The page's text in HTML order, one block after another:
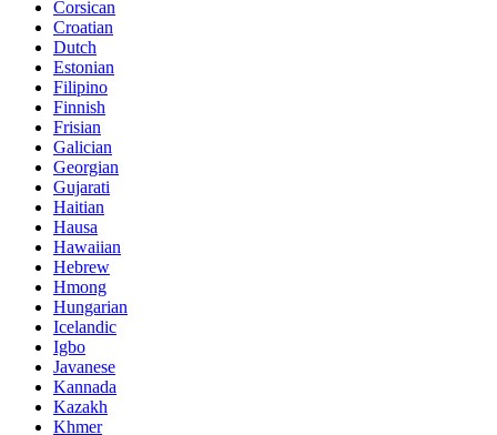
Corsican
Croatian
Dutch
Estonian
Filipino
Finnish
Frisian
Galician
Georgian
Gujarati
Haitian
Hausa
Hawaiian
Hebrew
Hmong
Hungarian
Icelandic
Igbo
Javanese
Kannada
Kazakh
Khmer